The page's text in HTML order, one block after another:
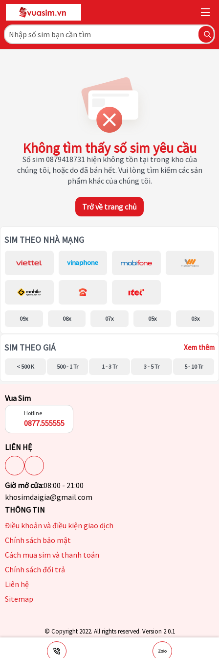
Không tìm thấy số sim yêu cầu
Số sim 0879418731 hiện không tồn tại trong kho của
chúng tôi, hoặc do đã bán hết. Vui lòng tìm kiếm các sản
phẩm khác của chúng tôi.
Trở về trang chủ
SIM THEO NHÀ MẠNG
09x 08x 07x 05x 03x
SIM THEO GIÁ Xem thêm
< 500 K 500 - 1 Tr 1 - 3 Tr 3 - 5 Tr 5 - 10 Tr
Vua Sim
Hotline
0877.555555
LIÊN HỆ
Giờ mở cửa:08:00 - 21:00
khosimdaigia@gmail.com
THÔNG TIN
Điều khoản và điều kiện giao dịch
Chính sách bảo mật
Cách mua sim và thanh toán
Chính sách đổi trả
Liên hệ
Sitemap
© Copyright 2022. All rights reserved. Version 2.0.1